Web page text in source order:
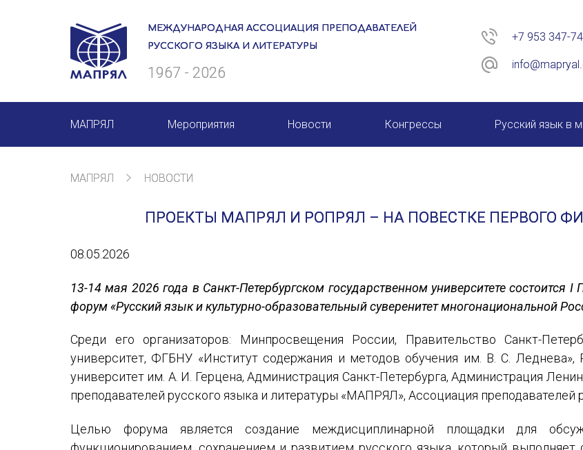
МЕЖДУНАРОДНАЯ АССОЦИАЦИЯ ПРЕПОДАВАТЕЛЕЙ
РУССКОГО ЯЗЫКА И ЛИТЕРАТУРЫ
1967 - 2026
+7 953 347-
МАПРЯЛ
Ревизионная комиссия
Секретариат
Члены МАПРЯЛ
Устав МАПРЯЛ
Вступить в МАПРЯЛ
История МАПРЯЛ
Медаль А. С. Пушкина
Оплата членских взносов МАПРЯЛ
Мероприятия
Архив мероприятий
Новости Конгрессы
XV КОНГРЕСС МАПРЯЛ
Русский язык в
МАПРЯЛ НОВОСТИ
ПРОЕКТЫ МАПРЯЛ И РОПРЯЛ – НА ПОВЕСТКЕ ПЕРВОГО
08.05.2026
13-14 мая 2026 года в Санкт-Петербургском государственном университете состоится
форум «Русский язык и культурно-образовательный суверенитет многонациональной
Среди его организаторов: Минпросвещения России, Правительство Санкт-
университет, ФГБНУ «Институт содержания и методов обучения им. В. С. Леднева»,
университет им. А. И. Герцена, Администрация Санкт-Петербурга, Администрация
преподавателей русского языка и литературы «МАПРЯЛ», Ассоциация преподавателей
Целью форума является создание междисциплинарной площадки для